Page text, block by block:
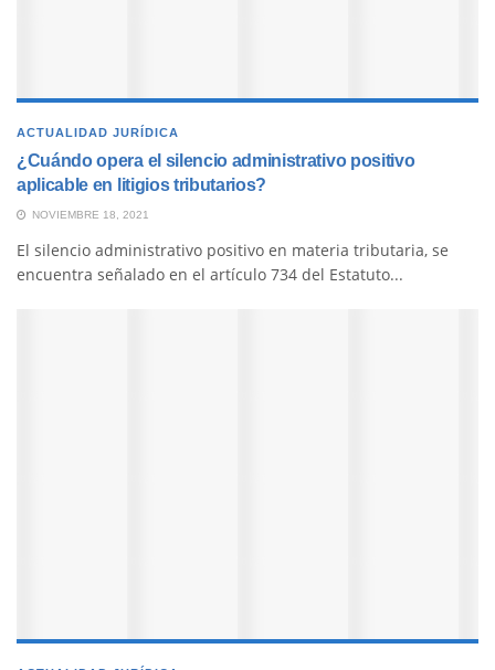
ACTUALIDAD JURÍDICA
¿Cuándo opera el silencio administrativo positivo
aplicable en litigios tributarios?
NOVIEMBRE 18, 2021
El silencio administrativo positivo en materia tributaria, se
encuentra señalado en el artículo 734 del Estatuto...